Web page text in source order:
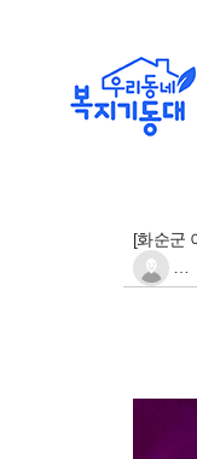
[화순군